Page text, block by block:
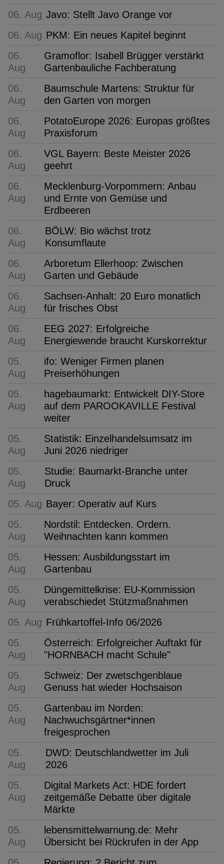
06. Aug Javo: Stellt Javo Orange vor
06. Aug PKM: Ein neues Kapitel beginnt
06.
Aug
Gramoflor: Isabell Brügger verstärkt
Gartenbauliche Fachberatung
06.
Aug
Baumschule Martens: Struktur für
den Garten von morgen
06.
Aug
PotatoEurope 2026: Europas größtes
Praxisforum
06.
Aug
VGL Bayern: Beste Meister 2026
geehrt
06.
Aug
Mecklenburg-Vorpommern: Anbau
und Ernte von Gemüse und
Erdbeeren
06.
Aug
BÖLW: Bio wächst trotz
Konsumflaute
06.
Aug
Arboretum Ellerhoop: Zwischen
Garten und Gebäude
06.
Aug
Sachsen-Anhalt: 20 Euro monatlich
für frisches Obst
06.
Aug
EEG 2027: Erfolgreiche
Energiewende braucht Kurskorrektur
05.
Aug
ifo: Weniger Firmen planen
Preiserhöhungen
05.
Aug
hagebaumarkt: Entwickelt DIY-Store
auf dem PAROOKAVILLE Festival
weiter
05.
Aug
Statistik: Einzelhandelsumsatz im
Juni 2026 niedriger
05.
Aug
Studie: Baumarkt-Branche unter
Druck
05. Aug Bayer: Operativ auf Kurs
05.
Aug
Nordstil: Entdecken. Ordern.
Weihnachten kann kommen
05.
Aug
Hessen: Ausbildungsstart im
Gartenbau
05.
Aug
Düngemittelkrise: EU-Kommission
verabschiedet Stützmaßnahmen
05. Aug Frühkartoffel-Info 06/2026
05.
Aug
Österreich: Erfolgreicher Auftakt für
"HORNBACH macht Schule"
05.
Aug
Schweiz: Der zwetschgenblaue
Genuss hat wieder Hochsaison
05.
Aug
Gartenbau im Norden:
Nachwuchsgärtner*innen
freigesprochen
05.
Aug
DWD: Deutschlandwetter im Juli
2026
05.
Aug
Digital Markets Act: HDE fordert
zeitgemäße Debatte über digitale
Märkte
05.
Aug
lebensmittelwarnung.de: Mehr
Übersicht bei Rückrufen in der App